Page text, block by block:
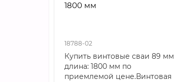
1800 мм
18788-02
Купить винтовые сваи 89 мм
длина: 1800 мм по
приемлемой цене.Винтовая